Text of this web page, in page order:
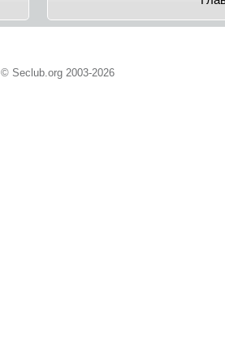
© Seclub.org 2003-2026